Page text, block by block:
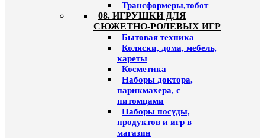
Трансформеры,тобот
08. ИГРУШКИ ДЛЯ
СЮЖЕТНО-РОЛЕВЫХ ИГР
Бытовая техника
Коляски, дома, мебель,
кареты
Косметика
Наборы доктора,
парикмахера, с
питомцами
Наборы посуды,
продуктов и игр в
магазин